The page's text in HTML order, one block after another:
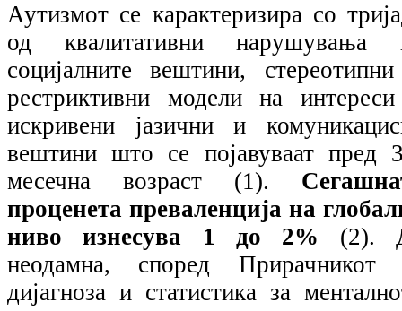
Аутизмот се карактеризира со
од квалитативни нарушувања
социјалните вештини,
рестриктивни модели на
искривени јазични и
вештини што се појавуваат пред
месечна возраст (1).
проценета преваленција на
ниво изнесува 1 до 2% (2).
неодамна, според Прирачникот
дијагноза и статистика за